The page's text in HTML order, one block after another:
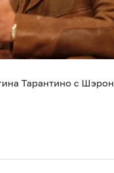
Тарантино с Шэрон